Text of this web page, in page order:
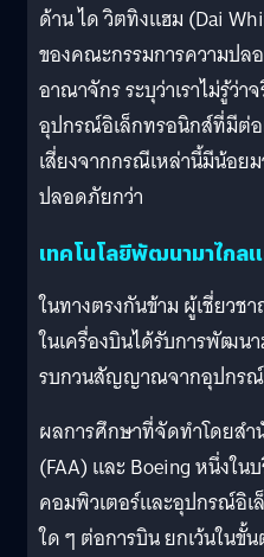
ด้าน ได วิตทิงแฮม (Dai
ของคณะกรรมการความปล
อาณาจักร ระบุว่าเราไม่รู้ว่
อุปกรณ์อิเล็กทรอนิกส์ที่มีต่อ
เสี่ยงจากกรณีเหล่านี้มีน้อย
ปลอดภัยกว่า
เทคโนโลยีพัฒนามาไกล
ในทางตรงกันข้าม ผู้เชี่ยว
ในเครื่องบินได้รับการพัฒน
รบกวนสัญญาณจากอุปกร
ผลการศึกษาที่จัดทำโดยสำ
(FAA) และ Boeing หนึ่งใ
คอมพิวเตอร์และอุปกรณ์อิ
ใด ๆ ต่อการบิน ยกเว้นใน